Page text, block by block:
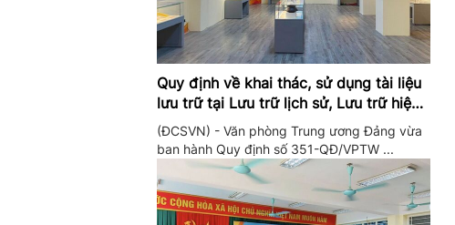
Quy định về khai thác, sử dụng tài liệu
lưu trữ tại Lưu trữ lịch sử, Lưu trữ hiện
hành của Trung ương Đảng và Văn
phòng Trung ương Đảng
(ĐCSVN) - Văn phòng Trung ương Đảng vừa
ban hành Quy định số 351-QĐ/VPTW ...